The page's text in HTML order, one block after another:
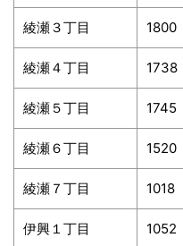
綾瀬３丁目 1800
綾瀬４丁目 1738
綾瀬５丁目 1745
綾瀬６丁目 1520
綾瀬７丁目 1018
伊興１丁目 1052